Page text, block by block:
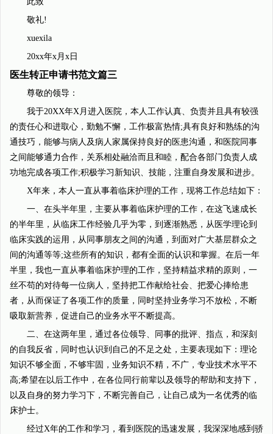
敬礼!
xuexila
20xx年x月x日
医生转正申请书范文篇三
尊敬的领导：
我于20XX年X月进入医院，本人工作认真、负责并且具有较强
的责任心和进取心，勤勉不懈，工作极富热情;具有良好和熟练的沟
通技巧，能够与病人及病人家属保持良好的医患沟通，和医院同事
之间能够通力合作，关系相处融洽而且和睦，配合各部门负责人成
功地完成各项工作;积极学习新知识、技能，注重自身发展和进步。
X年来，本人一直从事着临床护理的工作，现将工作总结如下：
一、在头半年里，主要从事着临床护理的工作，在这飞速成长
的半年里，从临床工作经验几乎为零，到逐渐熟悉，从医学理论到
临床实践的运用，从同事朋友之间的沟通，到面对广大基层群众之
间的沟通等等;这些所有的知识，都有全面的认识和掌握。在后一年
半里，我也一直从事着临床护理的工作，坚持精益求精的原则，一
丝不苟的对待每一位病人，坚持把工作献给社会、把爱心捧给患
者，从而保证了各项工作的质量，同时坚持业务学习不放松，不断
吸取新营养，促进自己的业务水平不断提高。
二、在这两年里，通过各位领导、同事的批评、指点，和深刻
的自我反省，同时也认识到自己的不足之处，主要表现如下：理论
知识不够全面，不够牢固，业务知识不精，不广，专业技术水平不
高;希望在以后工作中，在各位同行前辈以及领导的帮助和支持下，
以及自身的努力学习下，不断完善自己，让自己成为一名优秀的临
床护士。
经过X年的工作和学习，看到医院的迅速发展，我深深地感到骄